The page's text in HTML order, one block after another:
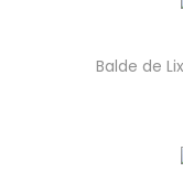
Balde de